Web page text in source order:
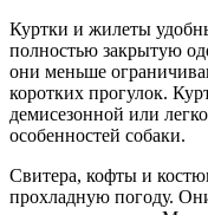
Куртки и жилеты
полностью закрытую
они меньше
коротких прогулок.
демисезонной или
особенностей собаки.
Свитера, кофты и
прохладную погоду.